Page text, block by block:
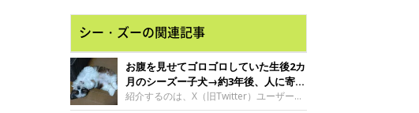
シー・ズーの関連記事
お腹を見せてゴロゴロしていた生後2カ
月のシーズー子犬→約3年後、人に寄り
添う優しいコに成長した姿にほっこり
紹介するのは、X（旧Twitter）ユーザー